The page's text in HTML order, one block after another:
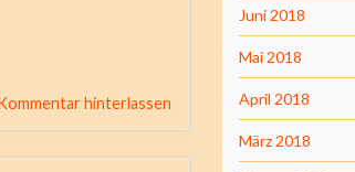
hinterlassen
Juni 2018
Mai 2018
April 2018
März 2018